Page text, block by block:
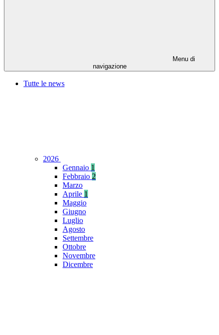
Menu di
navigazione
Tutte le news
2026
Gennaio 1
Febbraio 2
Marzo
Aprile 1
Maggio
Giugno
Luglio
Agosto
Settembre
Ottobre
Novembre
Dicembre